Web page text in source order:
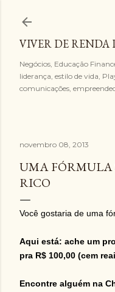
VIVER DE RENDA
Negócios, Educação
liderança, estilo de vida,
comunicações,
novembro 08, 2013
UMA FÓRMULA
RICO
Você gostaria de uma
Aqui está: ache um
pra R$ 100,00 (cem
Encontre alguém na